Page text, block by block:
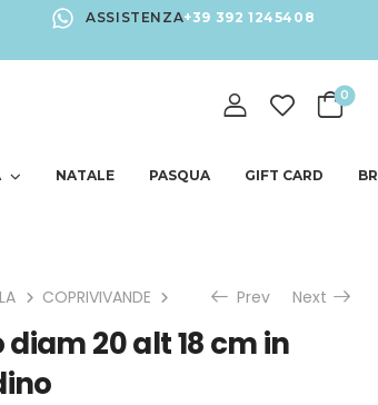
ASSISTENZA+39 392 1245408
0
NATALE PASQUA GIFT CARD
COPRIVIVANDE Coprivivande rete tondo
Prev Next
20 alt 18 cm in